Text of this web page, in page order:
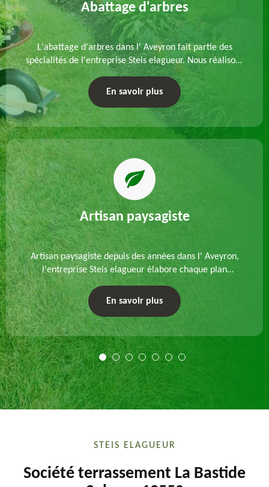
Abattage d'arbres
L'abattage d'arbres dans l' Aveyron fait partie des
spécialités de l'entreprise Steis elagueur. Nous réalisons
un abattage direct ou par démontage, tenant compte
des particularités du site et des végétaux.
En savoir plus
Artisan paysagiste
Artisan paysagiste depuis des années dans l' Aveyron,
l'entreprise Steis elagueur élabore chaque plan
d'aménagement paysager et exécute les travaux
afférents. Devis gratuit et sur mesure.
En savoir plus
STEIS ELAGUEUR
Société terrassement La Bastide